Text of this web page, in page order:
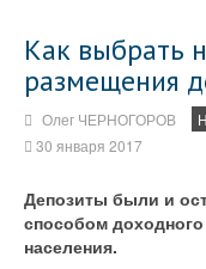
Как выбрать
размещения
Олег ЧЕРНОГОРОВ
30 января 2017
Депозиты были и
способом
населения.